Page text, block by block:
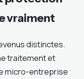
vraiment
distinctes.
traitement et
micro-entreprise